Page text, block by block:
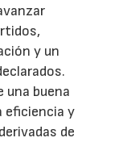
y un
una buena
eficiencia y
de